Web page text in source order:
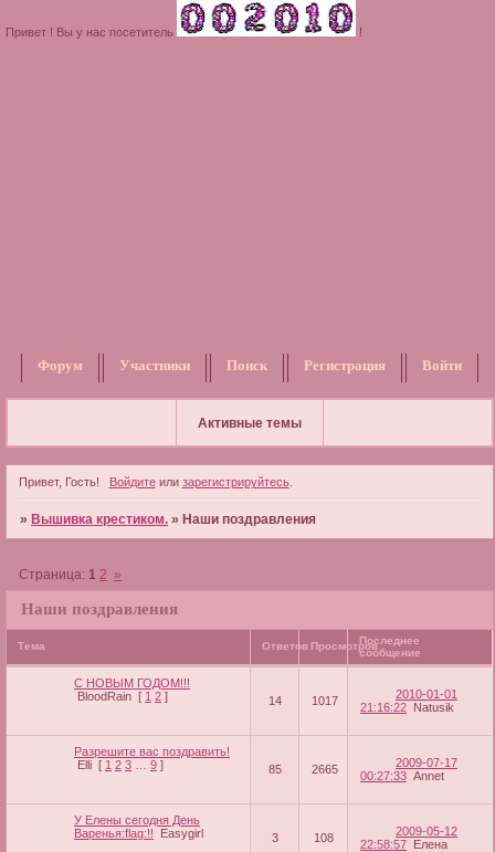
Привет ! Вы у нас посетитель !
Форум Участники Поиск Регистрация Войти
Активные темы
Привет, Гость! Войдитеили зарегистрируйтесь.
»Вышивка крестиком. »Наши поздравления
Наши поздравления
Страница: 1 2 »
Тема Ответов ПросмотровПоследнее
сообщение
С НОВЫМ ГОДОМ!!!
BloodRain [ 1 2 ] 14 1017
2010-01-01
21:16:22 Natusik
Разрешите вас поздравить!
Elli [ 1 2 3 9 ] 85 2665
2009-07-17
00:27:33 Annet
У Елены сегодня День
Варенья:flag:!!
Easygirl 3 108
2009-05-12
22:58:57 Елена